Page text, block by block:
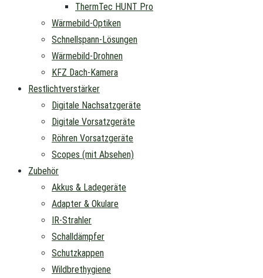
ThermTec HUNT Pro
Wärmebild-Optiken
Schnellspann-Lösungen
Wärmebild-Drohnen
KFZ Dach-Kamera
Restlichtverstärker
Digitale Nachsatzgeräte
Digitale Vorsatzgeräte
Röhren Vorsatzgeräte
Scopes (mit Absehen)
Zubehör
Akkus & Ladegeräte
Adapter & Okulare
IR-Strahler
Schalldämpfer
Schutzkappen
Wildbrethygiene